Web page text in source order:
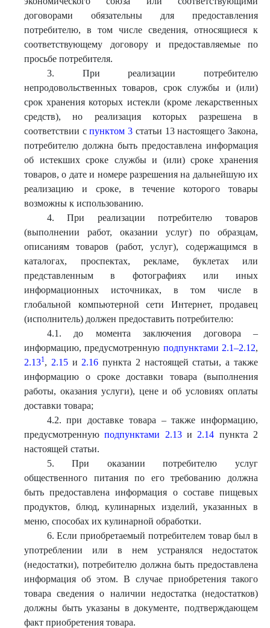
договорами обязательны для предоставления
потребителю, в том числе сведения, относящиеся к
соответствующему договору и предоставляемые по
просьбе потребителя.
3. При реализации потребителю
непродовольственных товаров, срок службы и (или)
срок хранения которых истекли (кроме лекарственных
средств), но реализация которых разрешена в
соответствии спунктом 3 статьи 13 настоящего Закона,
потребителю должна быть предоставлена информация
об истекших сроке службы и (или) сроке хранения
товаров, о дате и номере разрешения на дальнейшую их
реализацию и сроке, в течение которого товары
возможны к использованию.
4. При реализации потребителю товаров
(выполнении работ, оказании услуг) по образцам,
описаниям товаров (работ, услуг), содержащимся в
каталогах, проспектах, рекламе, буклетах или
представленным в фотографиях или иных
информационных источниках, в том числе в
глобальной компьютерной сети Интернет, продавец
(исполнитель) должен предоставить потребителю:
4.1. до момента заключения договора –
информацию, предусмотренную подпунктами 2.1–2.12,
2.131, 2.15и 2.16 пункта 2 настоящей статьи, а также
информацию о сроке доставки товара (выполнения
работы, оказания услуги), цене и об условиях оплаты
доставки товара;
4.2. при доставке товара – также информацию,
предусмотреннуюподпунктами 2.13и 2.14 пункта 2
настоящей статьи.
5. При оказании потребителю услуг
общественного питания по его требованию должна
быть предоставлена информация о составе пищевых
продуктов, блюд, кулинарных изделий, указанных в
меню, способах их кулинарной обработки.
6. Если приобретаемый потребителем товар был в
употреблении или в нем устранялся недостаток
(недостатки), потребителю должна быть предоставлена
информация об этом. В случае приобретения такого
товара сведения о наличии недостатка (недостатков)
должны быть указаны в документе, подтверждающем
факт приобретения товара.